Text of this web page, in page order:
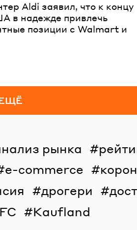
Aldi заявил, что к концу
в надежде привлечь
позиции с Walmart и
рынка
e-commerce
дрогери
Kaufland